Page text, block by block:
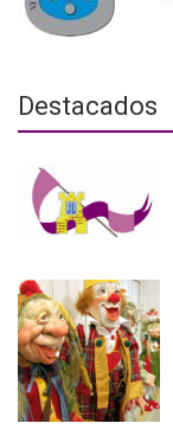
Destacados